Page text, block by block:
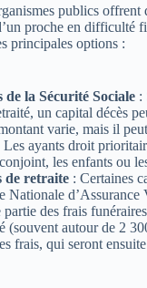
publics offrent
proche en difficulté
principales options :
de la Sécurité Sociale :
un capital décès
varie, mais il
ayants droit
les enfants ou
de retraite : Certaines
Nationale d’Assurance
des frais
(souvent autour de 2
frais, qui seront